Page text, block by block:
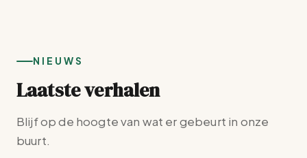
NIEUWS
Laatste verhalen
Blijf op de hoogte van wat er gebeurt in onze
buurt.